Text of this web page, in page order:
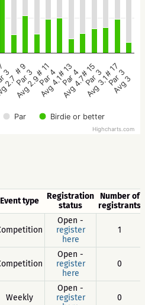
Par Birdie or better
3
2.7
# 9
Par 3
Avg 2.9
# 11
Par 4
Avg 4.1
# 13
Par 4
Avg 4.7
# 15
Par 3
Avg 3.1
# 17
Par 3
Avg 3
Highcharts.com
Event type
Registration
status
Number of
registrants
Open -
register
here
1
Open -
register
here
0
Weekly
Open -
register
0